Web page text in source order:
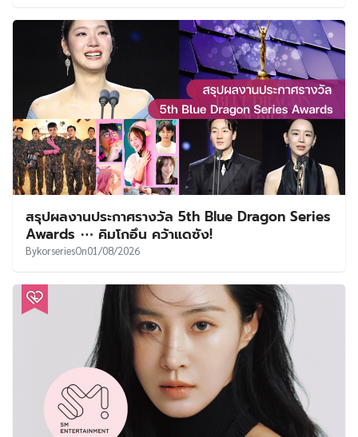
สรุปผลงานประกาศรางวัล 5th Blue Dragon Series
Awards ⋯ คิมโกอึน คว้าแดซัง!
BykorseriesOn01/08/2026